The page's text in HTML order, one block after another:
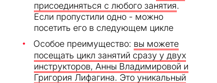
присоединяться с любого занятия.
Если пропустили одно - можно
посетить его в следующем цикле
Особое преимущество: вы можете
посещать цикл занятий сразу у двух
инструкторов, Анны Владимировой и
Григория Лифагина. Это уникальный